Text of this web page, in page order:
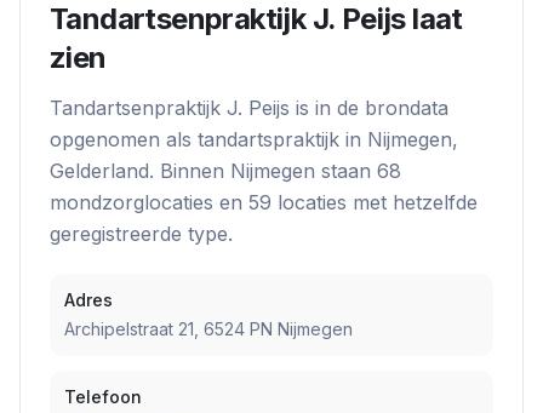
Tandartsenpraktijk J. Peijslaat
zien
Tandartsenpraktijk J. Peijs is in de brondata
opgenomen als tandartspraktijk in Nijmegen,
Gelderland. Binnen Nijmegen staan 68
mondzorglocaties en 59 locaties met hetzelfde
geregistreerde type.
Adres
Archipelstraat 21, 6524 PN Nijmegen
Telefoon